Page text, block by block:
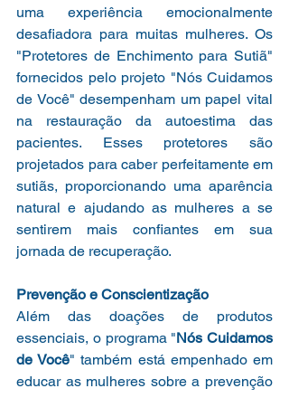
uma experiência emocionalmente
desafiadora para muitas mulheres. Os
"Protetores de Enchimento para Sutiã"
fornecidos pelo projeto "Nós Cuidamos
de Você" desempenham um papel vital
na restauração da autoestima das
pacientes. Esses protetores são
projetados para caber perfeitamente em
sutiãs, proporcionando uma aparência
natural e ajudando as mulheres a se
sentirem mais confiantes em sua
jornada de recuperação.
Prevenção e Conscientização
Além das doações de produtos
essenciais, o programa "Nós Cuidamos
de Você" também está empenhado em
educar as mulheres sobre a prevenção